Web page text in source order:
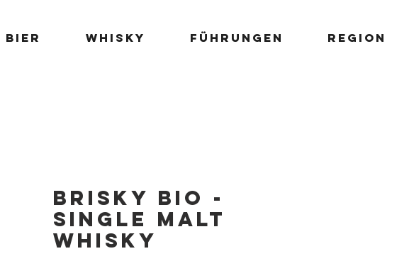
Bier Whisky Führungen Region
BRISKY BIO -
Single Malt
Whisky